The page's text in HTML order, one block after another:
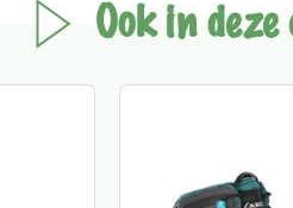
Ook in